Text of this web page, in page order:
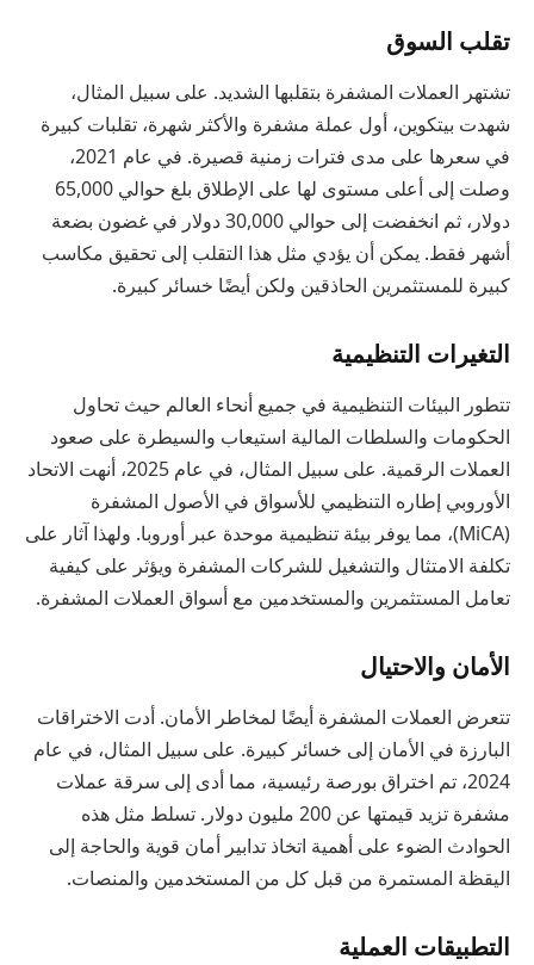
تقلب السوق
تشتهر العملات المشفرة بتقلبها الشديد. على سبيل المثال،
شهدت بيتكوين، أول عملة مشفرة والأكثر شهرة، تقلبات كبيرة
في سعرها على مدى فترات زمنية قصيرة. في عام 2021،
وصلت إلى أعلى مستوى لها على الإطلاق بلغ حوالي 65,000
دولار، ثم انخفضت إلى حوالي 30,000 دولار في غضون بضعة
أشهر فقط. يمكن أن يؤدي مثل هذا التقلب إلى تحقيق مكاسب
كبيرة للمستثمرين الحاذقين ولكن أيضًا خسائر كبيرة.
التغيرات التنظيمية
تتطور البيئات التنظيمية في جميع أنحاء العالم حيث تحاول
الحكومات والسلطات المالية استيعاب والسيطرة على صعود
العملات الرقمية. على سبيل المثال، في عام 2025، أنهت الاتحاد
الأوروبي إطاره التنظيمي للأسواق في الأصول المشفرة
(MiCA)، مما يوفر بيئة تنظيمية موحدة عبر أوروبا. ولهذا آثار على
تكلفة الامتثال والتشغيل للشركات المشفرة ويؤثر على كيفية
تعامل المستثمرين والمستخدمين مع أسواق العملات المشفرة.
الأمان والاحتيال
تتعرض العملات المشفرة أيضًا لمخاطر الأمان. أدت الاختراقات
البارزة في الأمان إلى خسائر كبيرة. على سبيل المثال، في عام
2024، تم اختراق بورصة رئيسية، مما أدى إلى سرقة عملات
مشفرة تزيد قيمتها عن 200 مليون دولار. تسلط مثل هذه
الحوادث الضوء على أهمية اتخاذ تدابير أمان قوية والحاجة إلى
اليقظة المستمرة من قبل كل من المستخدمين والمنصات.
التطبيقات العملية